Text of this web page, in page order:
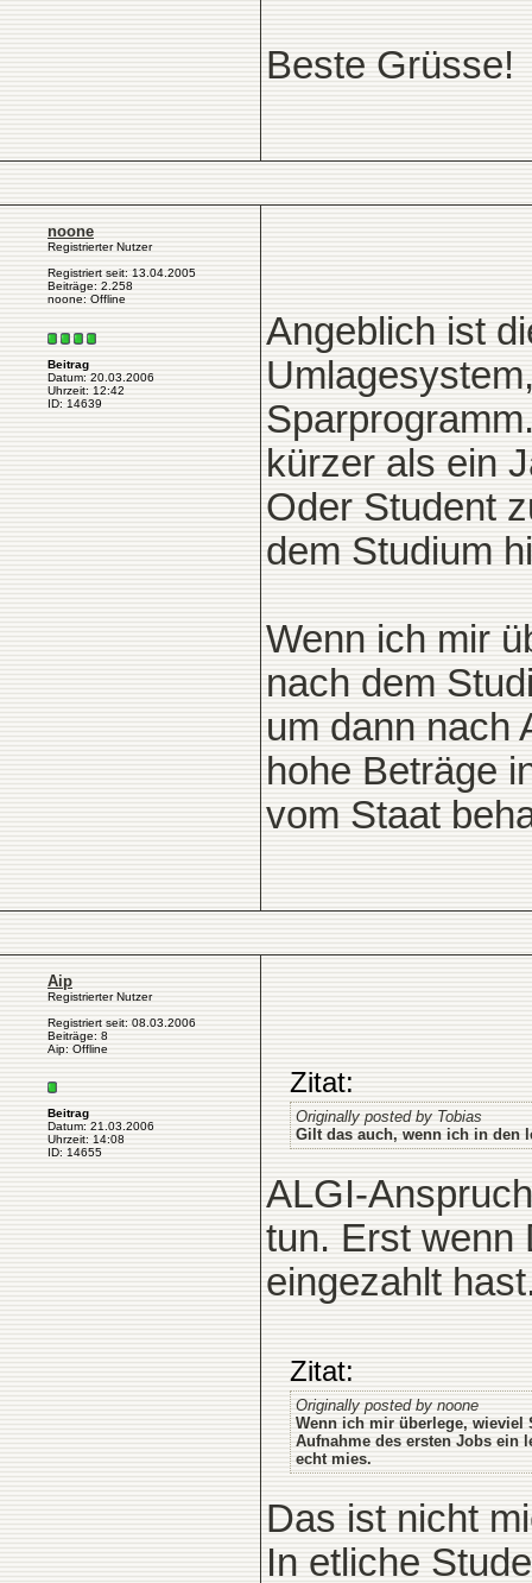
Beste Grüsse!
noone
Registrierter Nutzer
Registriert seit: 13.04.2005
Beiträge: 2.258
noone: Offline
Beitrag
Datum: 20.03.2006
Uhrzeit: 12:42
ID: 14639
Angeblich ist
kürzer als ein
Oder Student
dem Studium
Wenn ich mir
nach dem
um dann nach
hohe Beträge
vom Staat
Aip
Registrierter Nutzer
Registriert seit: 08.03.2006
Beiträge: 8
Aip: Offline
Beitrag
Datum: 21.03.2006
Uhrzeit: 14:08
ID: 14655
Zitat:
Originally posted by Tobias
Gilt das auch, wenn ich in den
ALGI-
tun. Erst wenn
eingezahlt
Zitat:
Originally posted by noone
Wenn ich mir überlege, wieviel
Aufnahme des ersten Jobs ein
echt mies.
Das ist nicht
In etliche